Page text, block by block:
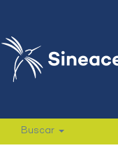
Buscar